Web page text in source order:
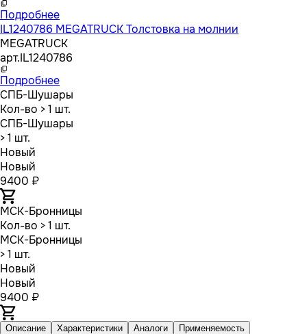
Подробнее
IL1240786 MEGATRUCK Толстовка на молнии
MEGATRUCK
арт.IL1240786
Подробнее
СПБ-Шушары
Кол-во > 1 шт.
СПБ-Шушары
> 1 шт.
Новый
Новый
9400 ₽
МСК-Бронницы
Кол-во > 1 шт.
МСК-Бронницы
> 1 шт.
Новый
Новый
9400 ₽
Описание Характеристики Аналоги Применяемость